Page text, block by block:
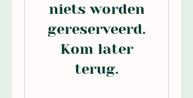
niets worden
gereserveerd.
Kom later
terug.